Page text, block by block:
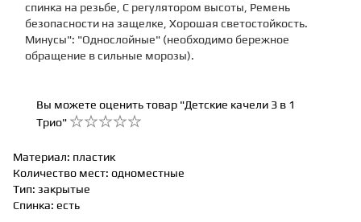
спинка на резьбе, С регулятором высоты, Ремень
безопасности на защелке, Хорошая светостойкость.
Минусы": "Однослойные" (необходимо бережное
обращение в сильные морозы).
Вы можете оценить товар "Детские качели 3 в 1
Трио"
Материал: пластик
Количество мест: одноместные
Тип: закрытые
Спинка: есть